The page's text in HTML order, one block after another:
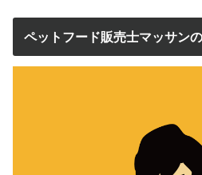
ペットフード販売士マッサン